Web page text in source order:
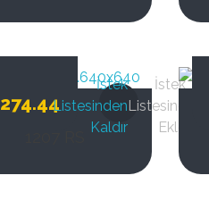
274.44
İstek
Listesinden
Kaldır
İstek
Listesine
Ekle